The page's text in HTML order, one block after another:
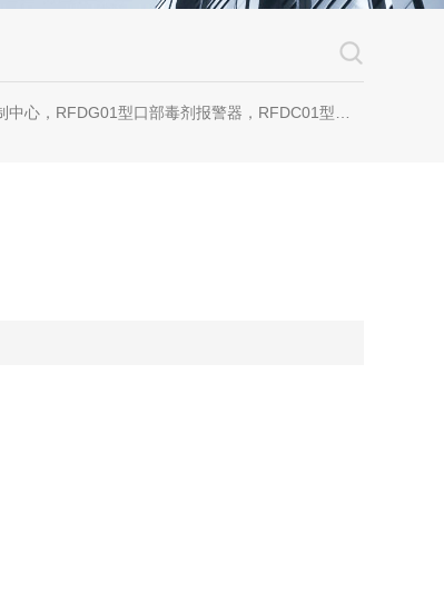
，RFQC01型空气质量检测仪，RFQF01型空气放射性监测仪，RFGS01型生物报警器，BFS4700型化学毒剂报警器，FLD04-1000型过滤吸收器，FLD05-500型过滤吸收器